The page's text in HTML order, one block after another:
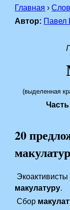
Главная ›
Автор: Павел
(выделенная
20
макулатуру.
Сбор